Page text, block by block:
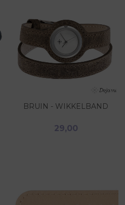
BRUIN - WIKKELBAND
29,00